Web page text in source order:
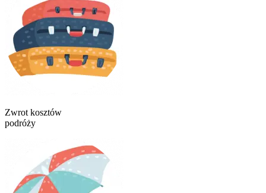
Zwrot kosztów
podróży